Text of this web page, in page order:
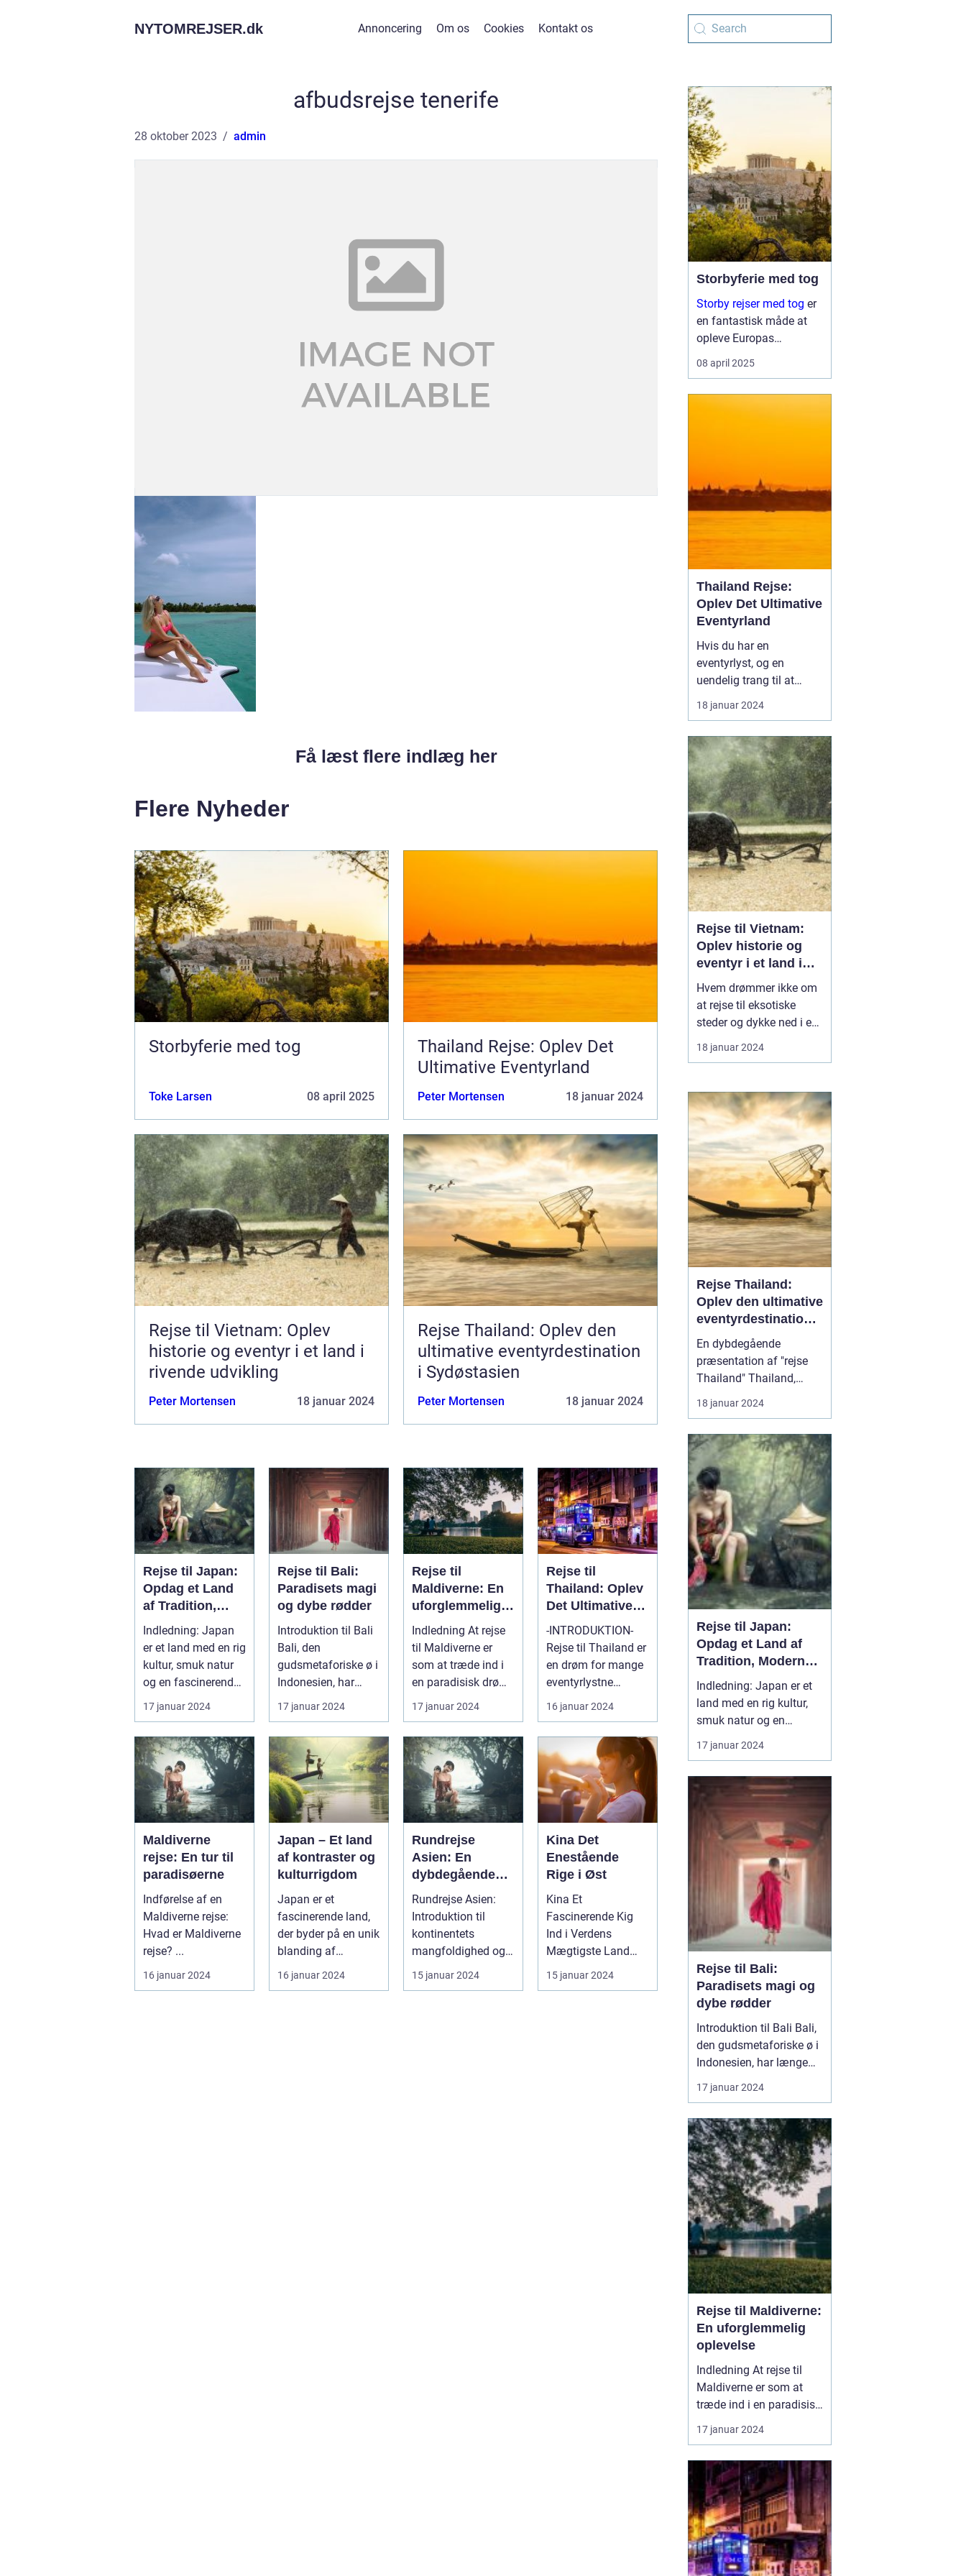
NYTOMREJSER.dk Annoncering Om os Cookies Kontakt os
afbudsrejse tenerife
28 oktober 2023 admin
Få læst flere indlæg her
Flere Nyheder
Storbyferie med tog
Toke Larsen 08 april 2025
Thailand Rejse: Oplev Det
Ultimative Eventyrland
Peter Mortensen 18 januar 2024
Rejse til Vietnam: Oplev
historie og eventyr i et land i
rivende udvikling
Peter Mortensen 18 januar 2024
Rejse Thailand: Oplev den
ultimative eventyrdestination
i Sydøstasien
Peter Mortensen 18 januar 2024
Rejse til Japan:
Opdag et Land
af Tradition,
Moderne og
Eventyr
Indledning: Japan
er et land med en rig
kultur, smuk natur
og en fascinerende
historie, der
strækker...
17 januar 2024
Rejse til Bali:
Paradisets magi
og dybe rødder
Introduktion til Bali
Bali, den
gudsmetaforiske ø i
Indonesien, har
længe været kendt
som et af verd...
17 januar 2024
Rejse til
Maldiverne: En
uforglemmelig
oplevelse
Indledning At rejse
til Maldiverne er
som at træde ind i
en paradisisk drøm.
Med sine
hvidsandstran...
17 januar 2024
Rejse til
Thailand: Oplev
Det Ultimative
Eventyrland i
Asien
-INTRODUKTION-
Rejse til Thailand er
en drøm for mange
eventyrlystne
rejsende, der
længes efter at o...
16 januar 2024
Maldiverne
rejse: En tur til
paradisøerne
Indførelse af en
Maldiverne rejse:
Hvad er Maldiverne
rejse? ...
16 januar 2024
Japan – Et land
af kontraster og
kulturrigdom
Japan er et
fascinerende land,
der byder på en unik
blanding af
tradition og
modernitet. Fra de
16 januar 2024
Rundrejse
Asien: En
dybdegående
oplevelse af
kontinentets
rige kultur og
fascinerende
historie
Rundrejse Asien:
Introduktion til
kontinentets
mangfoldighed og
skønhed Asien er en
kontinent med e...
15 januar 2024
Kina Det
Enestående
Rige i Øst
Kina Et
Fascinerende Kig
Ind i Verdens
Mægtigste Land
15 januar 2024
Storbyferie med tog
Storby rejser med tog er
en fantastisk måde at
opleve Europas
smukkeste storbyer på.
Fra Danmark kan du
destinatio...
08 april 2025
Thailand Rejse:
Oplev Det Ultimative
Eventyrland
Hvis du har en
eventyrlyst, og en
uendelig trang til at
udforske og opleve nye
kulturer, så er en rejse til
Dette sydøstasiatiske
land er kendt for sine
utrolige strande,
spændende kultur,
lækker mad og
overvældende skønhed.
I...
18 januar 2024
Rejse til Vietnam:
Oplev historie og
eventyr i et land i
rivende udvikling
Hvem drømmer ikke om
at rejse til eksotiske
steder og dykke ned i en
rig kulturel arv? Vietnam
er et sådant sted, der
blanding af historie,
smuk natur og
spændende eventyr. I
denne artikel vil vi dykke
ned i alt det, du skal vide
o...
18 januar 2024
Rejse Thailand:
Oplev den ultimative
eventyrdestination i
Sydøstasien
En dybdegående
præsentation af "rejse
Thailand" Thailand,
også kendt som "Landet
Smilenes" på grund af
er en af de mest
populære destinationer i
Sydøstasien for rejsende
og eventyrlystne. Landet
byder på en unik
blanding af ...
18 januar 2024
Rejse til Japan:
Opdag et Land af
Tradition, Moderne
og Eventyr
Indledning: Japan er et
land med en rig kultur,
smuk natur og en
fascinerende historie, der
strækker sig tilbage
i Japan er som at træde
ind i en helt ny verden,
hvor tradition og
modernitet mødes på en
unik måde. Hvis du er...
17 januar 2024
Rejse til Bali:
Paradisets magi og
dybe rødder
Introduktion til Bali Bali,
den gudsmetaforiske ø i
Indonesien, har længe
været kendt som et af
verdens mest eksotiske
rejsemål. Sin rige
kulturarv, betagende
landskaber og gæstfrie
folk har tiltrukket
eventyrlystne rejsende i
årtier....
17 januar 2024
Rejse til Maldiverne:
En uforglemmelig
oplevelse
Indledning At rejse til
Maldiverne er som at
træde ind i en paradisisk
drøm. Med sine
hvidsandstrande,
vegetation er Maldiverne
en indbydende
destination for rejsende
og eventyrlystne sjæle.
Uanset om du søger
afslapning, va...
17 januar 2024